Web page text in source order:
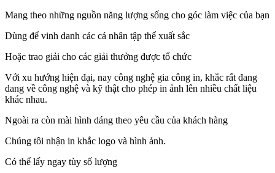
Mang theo những nguồn năng lượng sống cho góc làm việc của bạn
Dùng để vinh danh các cá nhân tập thể xuất sắc
Hoặc trao giải cho các giải thưởng được tổ chức
Với xu hướng hiện đại, nay công nghệ gia công in, khắc rất đang
dang về công nghệ và kỹ thật cho phép in ảnh lên nhiều chất liệu
khác nhau.
Ngoài ra còn mài hình dáng theo yêu cầu của khách hàng
Chúng tôi nhận in khắc logo và hình ảnh.
Có thể lấy ngay tùy số lượng